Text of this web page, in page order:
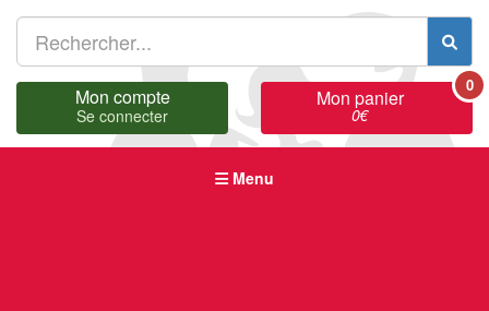
Mon compte
Se connecter
Mon panier
0€
0
Menu